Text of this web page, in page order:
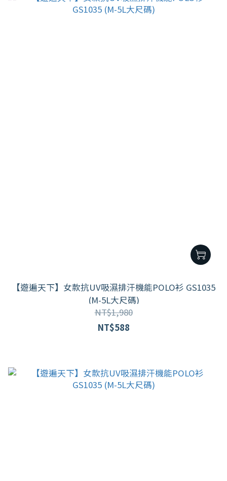
【遊遍天下】女款抗UV吸濕排汗機能POLO衫 GS1035
(M-5L大尺碼)
NT$1,980
NT$588